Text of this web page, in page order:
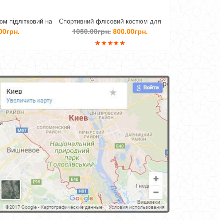
флісовий костюм для
1050.00грн. 800.00грн.
Спортивний флісовий костюм на
підлітка хлопчика
1160.00грн.